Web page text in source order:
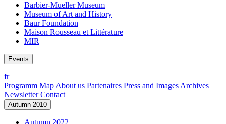
Barbier-Mueller Museum
Museum of Art and History
Baur Foundation
Maison Rousseau et Littérature
MIR
Events
fr
Programm Map About us Partenaires Press and Images Archives
Newsletter Contact
Autumn 2010
Autumn 2022